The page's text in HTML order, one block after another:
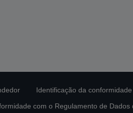
Identificação da
com o Regulamento de Dados